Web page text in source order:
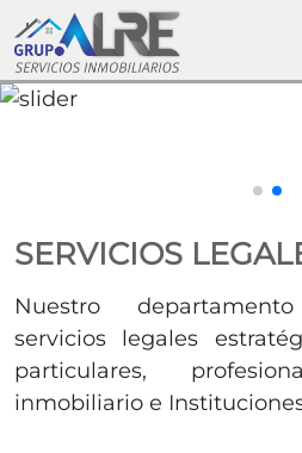
SERVICIOS
Nuestro
servicios legales
particulares,
inmobiliario e